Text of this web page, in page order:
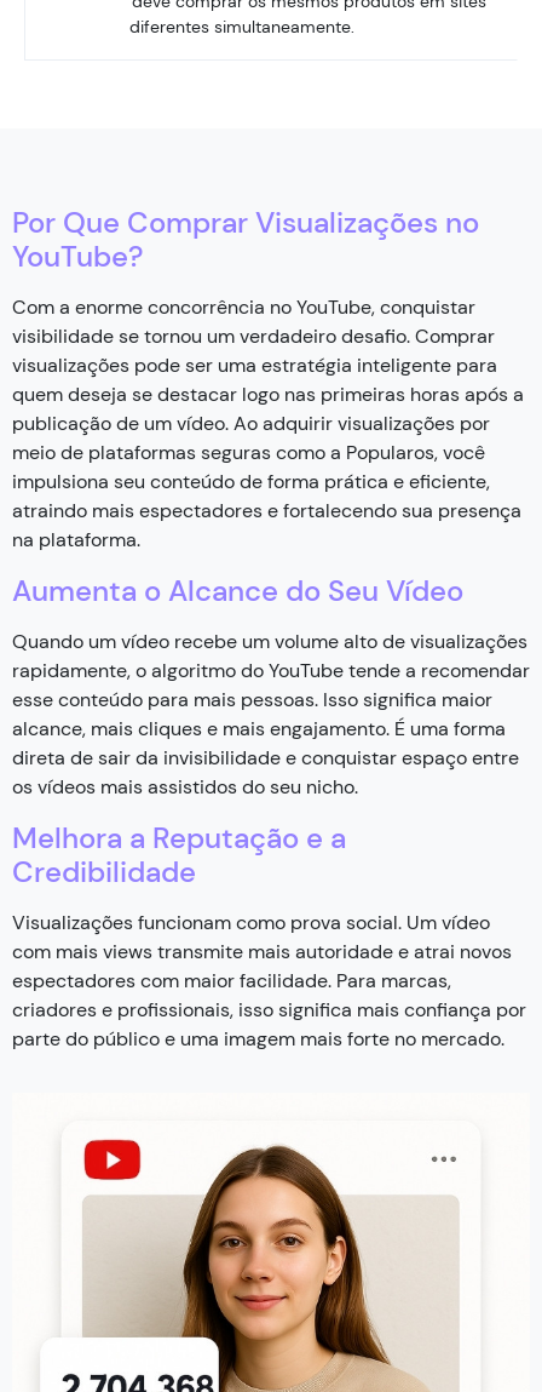
diferentes simultaneamente.
Por Que Comprar Visualizações no
YouTube?
Com a enorme concorrência no YouTube, conquistar
visibilidade se tornou um verdadeiro desafio. Comprar
visualizações pode ser uma estratégia inteligente para
quem deseja se destacar logo nas primeiras horas após a
publicação de um vídeo. Ao adquirir visualizações por
meio de plataformas seguras como a Popularos, você
impulsiona seu conteúdo de forma prática e eficiente,
atraindo mais espectadores e fortalecendo sua presença
na plataforma.
Aumenta o Alcance do Seu Vídeo
Quando um vídeo recebe um volume alto de visualizações
rapidamente, o algoritmo do YouTube tende a recomendar
esse conteúdo para mais pessoas. Isso significa maior
alcance, mais cliques e mais engajamento. É uma forma
direta de sair da invisibilidade e conquistar espaço entre
os vídeos mais assistidos do seu nicho.
Melhora a Reputação e a
Credibilidade
Visualizações funcionam como prova social. Um vídeo
com mais views transmite mais autoridade e atrai novos
espectadores com maior facilidade. Para marcas,
criadores e profissionais, isso significa mais confiança por
parte do público e uma imagem mais forte no mercado.